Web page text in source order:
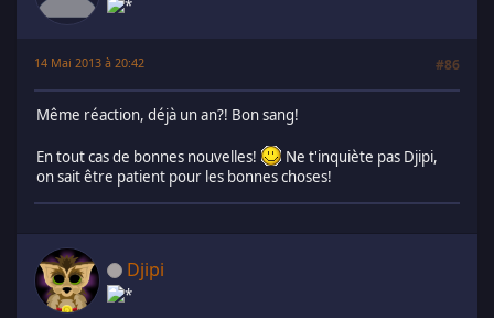
14 Mai 2013 à 20:42 #86
Même réaction, déjà un an?! Bon sang!
En tout cas de bonnes nouvelles!
Ne t'inquiète pas Djipi,
on sait être patient pour les bonnes choses!
Djipi